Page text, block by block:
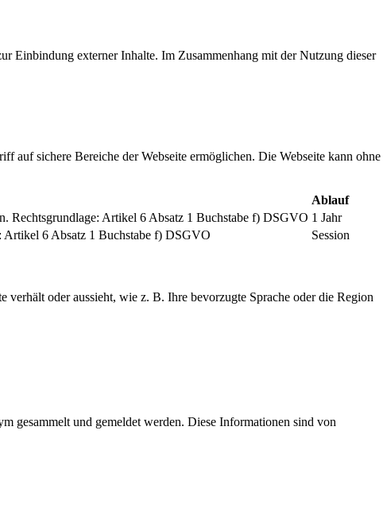
Einbindung externer Inhalte. Im Zusammenhang mit der Nutzung dieser
auf sichere Bereiche der Webseite ermöglichen. Die Webseite kann ohne
Ablauf
Rechtsgrundlage: Artikel 6 Absatz 1 Buchstabe f) DSGVO 1 Jahr
Artikel 6 Absatz 1 Buchstabe f) DSGVO Session
oder aussieht, wie z. B. Ihre bevorzugte Sprache oder die Region
gesammelt und gemeldet werden. Diese Informationen sind von